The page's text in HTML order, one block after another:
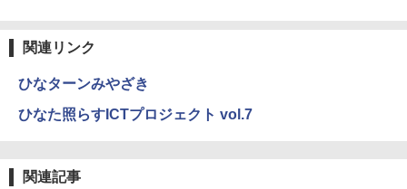
関連リンク
ひなターンみやざき
ひなた照らすICTプロジェクト vol.7
関連記事